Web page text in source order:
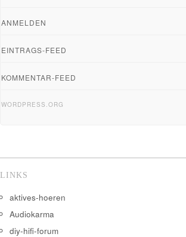
ANMELDEN
EINTRAGS-FEED
KOMMENTAR-FEED
WORDPRESS.ORG
LINKS
aktives-hoeren
Audiokarma
diy-hifi-forum